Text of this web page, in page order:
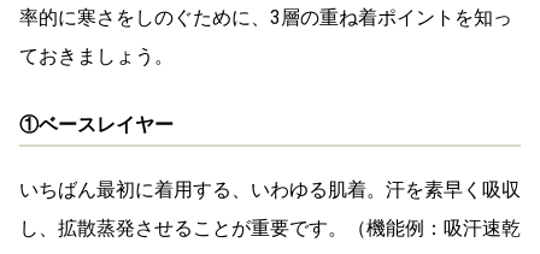
率的に寒さをしのぐために、3層の重ね着ポイントを知っ
ておきましょう。
①ベースレイヤー
いちばん最初に着用する、いわゆる肌着。汗を素早く吸収
し、拡散蒸発させることが重要です。
（機能例： 吸汗速乾